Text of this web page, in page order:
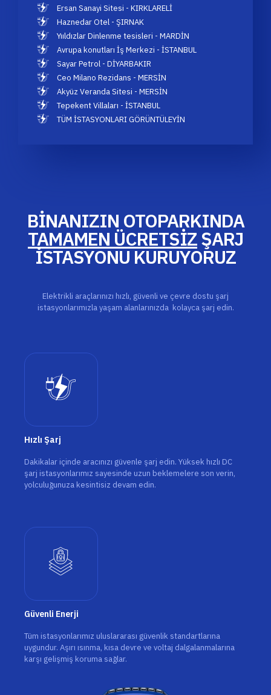
Ersan Sanayi Sitesi - KIRKLARELİ
Haznedar Otel - ŞIRNAK
Yııldızlar Dinlenme tesisleri - MARDİN
Avrupa konutları İş Merkezi - İSTANBUL
Sayar Petrol - DİYARBAKIR
Ceo Milano Rezidans - MERSİN
Akyüz Veranda Sitesi - MERSİN
Tepekent Villaları - İSTANBUL
TÜM İSTASYONLARI GÖRÜNTÜLEYİN
BİNANIZIN OTOPARKINDA
TAMAMEN ÜCRETSİZŞARJ
İSTASYONU KURUYORUZ
Elektrikli araçlarınızı hızlı, güvenli ve çevre dostu şarj
istasyonlarımızla yaşam alanlarınızda kolayca şarj edin.
Hızlı Şarj
Dakikalar içinde aracınızı güvenle şarj edin. Yüksek hızlı DC
şarj istasyonlarımız sayesinde uzun beklemelere son verin,
yolculuğunuza kesintisiz devam edin.
Güvenli Enerji
Tüm istasyonlarımız uluslararası güvenlik standartlarına
uygundur. Aşırı ısınma, kısa devre ve voltaj dalgalanmalarına
karşı gelişmiş koruma sağlar.